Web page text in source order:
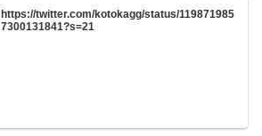
https://twitter.com/kotokagg/status/119871985
7300131841?s=21